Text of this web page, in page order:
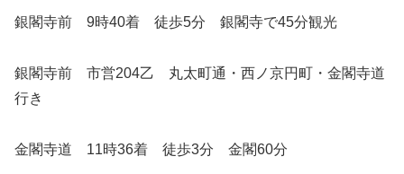
銀閣寺前 9時40着 徒歩5分 銀閣寺で45分観光
銀閣寺前 市営204乙 丸太町通・西ノ京円町・金閣寺道
行き
金閣寺道 11時36着 徒歩3分 金閣60分